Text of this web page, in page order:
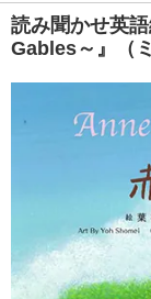
読み聞かせ英
Gables～』（